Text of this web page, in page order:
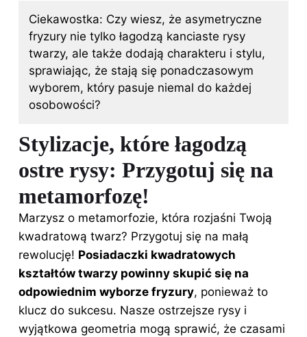
Ciekawostka: Czy wiesz, że asymetryczne
fryzury nie tylko łagodzą kanciaste rysy
twarzy, ale także dodają charakteru i stylu,
sprawiając, że stają się ponadczasowym
wyborem, który pasuje niemal do każdej
osobowości?
Stylizacje, które łagodzą
ostre rysy: Przygotuj się na
metamorfozę!
Marzysz o metamorfozie, która rozjaśni Twoją
kwadratową twarz? Przygotuj się na małą
rewolucję! Posiadaczki kwadratowych
kształtów twarzy powinny skupić się na
odpowiednim wyborze fryzury, ponieważ to
klucz do sukcesu. Nasze ostrzejsze rysy i
wyjątkowa geometria mogą sprawić, że czasami